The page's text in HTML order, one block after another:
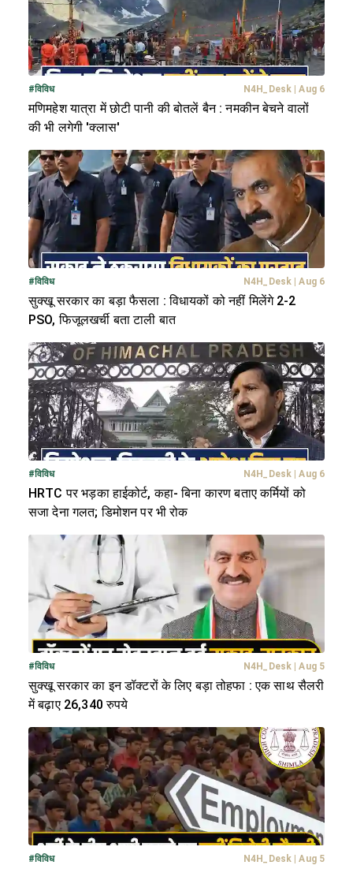
#विविध N4H_Desk | Aug 6
मणिमहेश यात्रा में छोटी पानी की बोतलें बैन : नमकीन बेचने वालों
की भी लगेगी 'क्लास'
#विविध N4H_Desk | Aug 6
सुक्खू सरकार का बड़ा फैसला : विधायकों को नहीं मिलेंगे 2-2
PSO, फिजूलखर्ची बता टाली बात
#विविध N4H_Desk | Aug 6
HRTC पर भड़का हाईकोर्ट, कहा- बिना कारण बताए कर्मियों को
सजा देना गलत; डिमोशन पर भी रोक
#विविध N4H_Desk | Aug 5
सुक्खू सरकार का इन डॉक्टरों के लिए बड़ा तोहफा : एक साथ सैलरी
में बढ़ाए 26,340 रुपये
#विविध N4H_Desk | Aug 5